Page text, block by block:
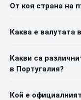
От коя страна на
Каква е валутата
Какви са
в Португалия?
Кой е